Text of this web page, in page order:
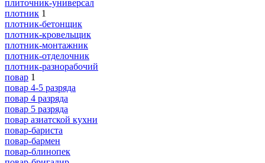
плиточник-универсал
плотник 1
плотник-бетонщик
плотник-кровельщик
плотник-монтажник
плотник-отделочник
плотник-разнорабочий
повар 1
повар 4-5 разряда
повар 4 разряда
повар 5 разряда
повар азиатской кухни
повар-бариста
повар-бармен
повар-блинопек